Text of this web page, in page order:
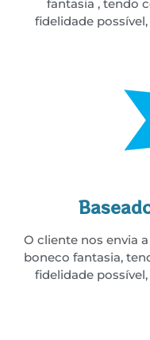
fantasia , tendo
fidelidade
O cliente nos envia a
boneco fantasia,
fidelidade